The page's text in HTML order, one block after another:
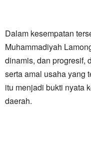
Dalam kesempatan
Muhammadiyah
dinamis, dan progresif,
serta amal usaha yang
itu menjadi bukti nyata
daerah.